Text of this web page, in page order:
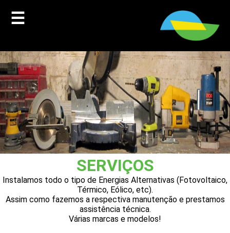
☰
SERVIÇOS
Instalamos todo o tipo de Energias Alternativas (Fotovoltaico,
Térmico, Eólico, etc).
Assim como fazemos a respectiva manutenção e prestamos
assistência técnica.
Várias marcas e modelos!